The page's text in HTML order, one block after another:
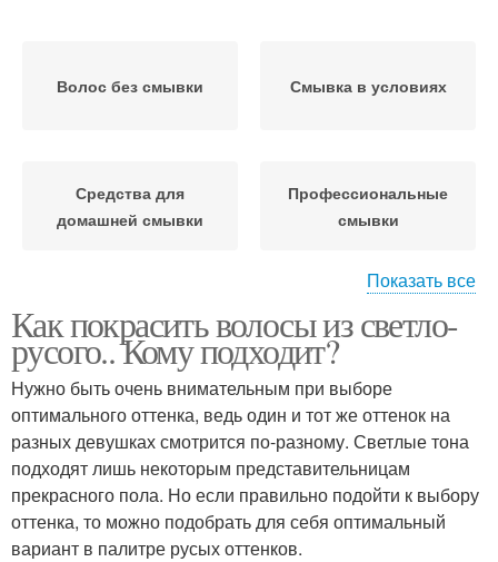
Волос без смывки Смывка в условиях
Средства для
домашней смывки
Профессиональные
смывки
Смывки для волос Магазинные смывки
Смывка для черных
волос
Смывка для волос
Показать все
Как покрасить волосы из светло-
русого.. Кому подходит?
Нужно быть очень внимательным при выборе
оптимального оттенка, ведь один и тот же оттенок на
разных девушках смотрится по-разному. Светлые тона
подходят лишь некоторым представительницам
прекрасного пола. Но если правильно подойти к выбору
оттенка, то можно подобрать для себя оптимальный
вариант в палитре русых оттенков.